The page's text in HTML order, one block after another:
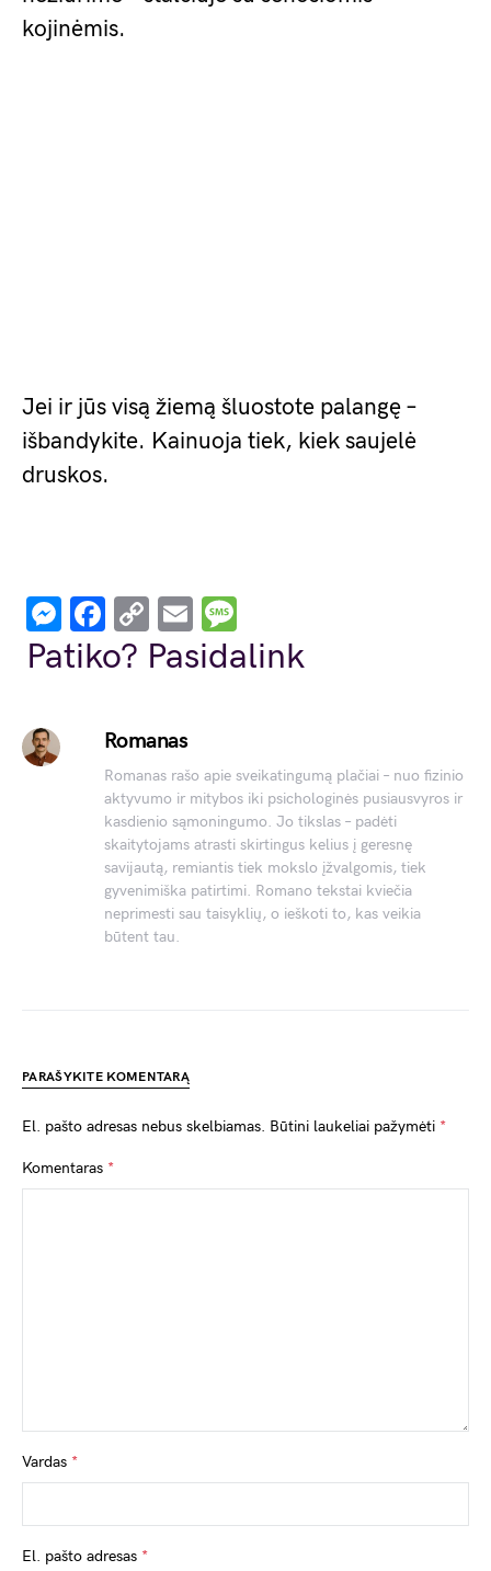
kojinėmis.
Jei ir jūs visą žiemą šluostote palangę –
išbandykite. Kainuoja tiek, kiek saujelė
druskos.
Messenger
Facebook
Copy
Link
Email
Patiko? Pasidalink
Romanas
Romanas rašo apie sveikatingumą plačiai – nuo fizinio
aktyvumo ir mitybos iki psichologinės pusiausvyros ir
kasdienio sąmoningumo. Jo tikslas – padėti
skaitytojams atrasti skirtingus kelius į geresnę
savijautą, remiantis tiek mokslo įžvalgomis, tiek
gyvenimiška patirtimi. Romano tekstai kviečia
neprimesti sau taisyklių, o ieškoti to, kas veikia
būtent tau.
PARAŠYKITE KOMENTARĄ
El. pašto adresas nebus skelbiamas. Būtini laukeliai pažymėti *
Komentaras *
Vardas *
El. pašto adresas *